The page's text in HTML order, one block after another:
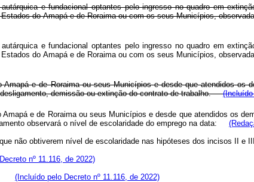
e fundacional optantes pelo ingresso no quadro em
do Amapá e de Roraima ou com os seus Municípios,
e fundacional optantes pelo ingresso no quadro em
do Amapá e de Roraima ou com os seus Municípios,
e de Roraima ou seus Municípios e desde que atendidos os
desligamento, demissão ou extinção do contrato de trabalho.(Incluído
e de Roraima ou seus Municípios e desde que atendidos os
observará o nível de escolaridade do emprego na data:
que não obtiverem nível de escolaridade nas hipóteses dos incisos II
nº 11.116, de 2022)
(Incluído pelo Decreto nº 11.116, de 2022)